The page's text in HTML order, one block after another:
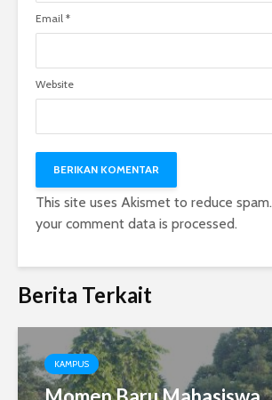
Email *
Website
This site uses Akismet to reduce spam.
your comment data is processed.
Berita Terkait
KAMPUS